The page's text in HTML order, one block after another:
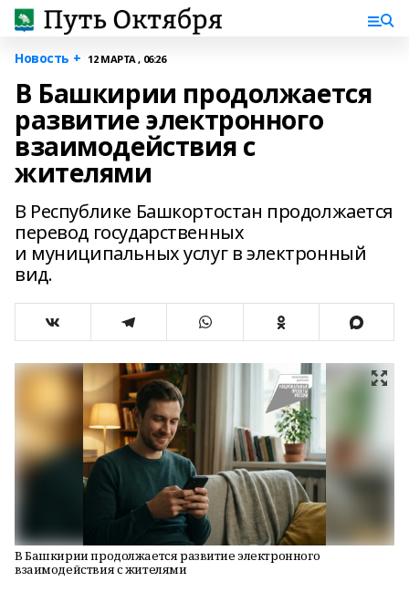
Новость + 12 МАРТА , 06:26
В Башкирии продолжается
развитие электронного
взаимодействия с
жителями
В Республике Башкортостан продолжается
перевод государственных
и муниципальных услуг в электронный
вид.
В Башкирии продолжается развитие электронного
взаимодействия с жителями